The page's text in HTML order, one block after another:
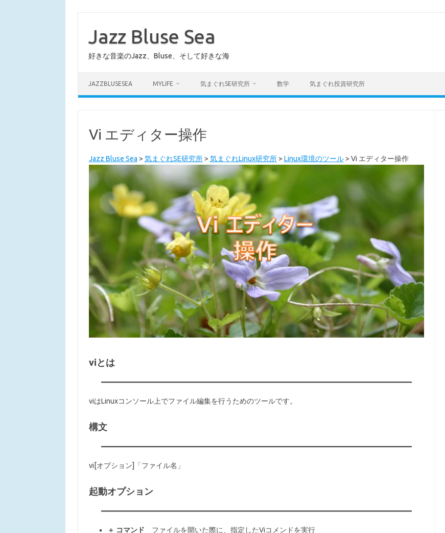
Jazz Bluse Sea
好きな音楽のJazz、Bluse、そして好きな海
JAZZBLUSESEA MYLIFE 気まぐれSE研究所 数学 気まぐれ投資研究所
Vi エディター操作
Jazz Bluse Sea > 気まぐれSE研究所> 気まぐれLinux研究所> Linux環境のツール> Vi エディター操作
viとは
viはLinuxコンソール上でファイル編集を行うためのツールです。
構文
vi[オプション]「ファイル名」
起動オプション
＋ コマンド ファイルを開いた際に、指定したViコメンドを実行